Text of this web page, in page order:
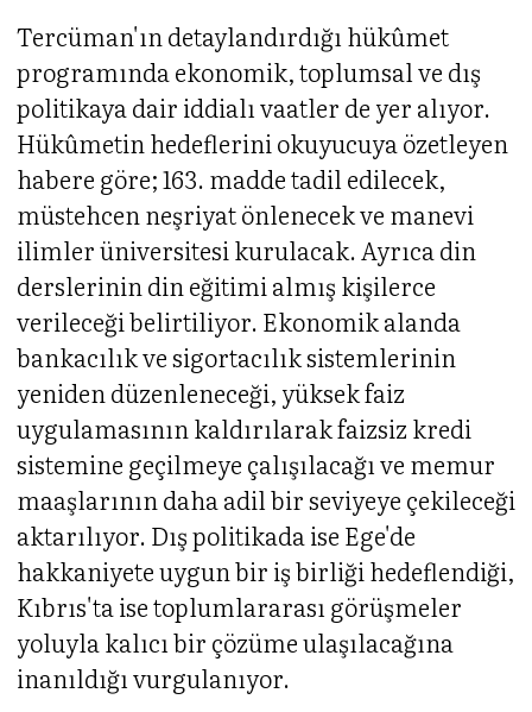
Tercüman'ın detaylandırdığı hükûmet
programında ekonomik, toplumsal ve dış
politikaya dair iddialı vaatler de yer alıyor.
Hükûmetin hedeflerini okuyucuya özetleyen
habere göre; 163. madde tadil edilecek,
müstehcen neşriyat önlenecek ve manevi
ilimler üniversitesi kurulacak. Ayrıca din
derslerinin din eğitimi almış kişilerce
verileceği belirtiliyor. Ekonomik alanda
bankacılık ve sigortacılık sistemlerinin
yeniden düzenleneceği, yüksek faiz
uygulamasının kaldırılarak faizsiz kredi
sistemine geçilmeye çalışılacağı ve memur
maaşlarının daha adil bir seviyeye çekileceği
aktarılıyor. Dış politikada ise Ege'de
hakkaniyete uygun bir iş birliği hedeflendiği,
Kıbrıs'ta ise toplumlararası görüşmeler
yoluyla kalıcı bir çözüme ulaşılacağına
inanıldığı vurgulanıyor.